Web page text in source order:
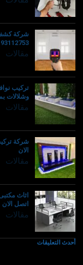
شركة كشف
93112753
مقالات
وشلالات
مقالات
الان
مقالات
اتصل الان
مقالات
أحدث التعليقات